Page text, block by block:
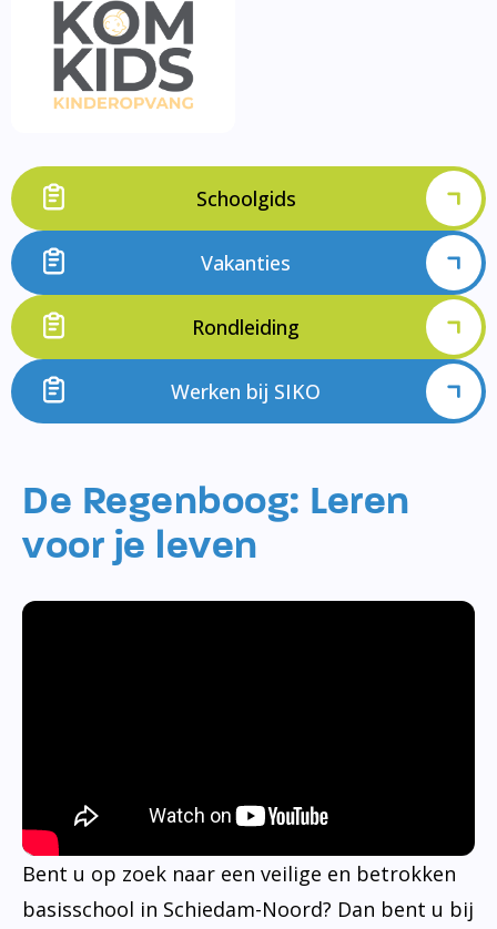
Schoolgids
Vakanties
Rondleiding
Werken bij SIKO
De Regenboog: Leren
voor je leven
Bent u op zoek naar een veilige en betrokken
basisschool in Schiedam-Noord? Dan bent u bij